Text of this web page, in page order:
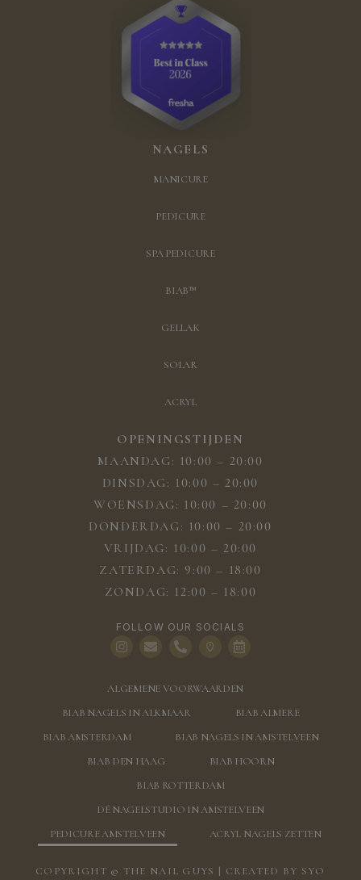
NAGELS
MANICURE
PEDICURE
SPA PEDICURE
BIAB™
GELLAK
SOLAR
ACRYL
OPENINGSTIJDEN
MAANDAG: 10:00 – 20:00
DINSDAG: 10:00 – 20:00
WOENSDAG: 10:00 – 20:00
DONDERDAG: 10:00 – 20:00
VRIJDAG: 10:00 – 20:00
ZATERDAG: 9:00 – 18:00
ZONDAG: 12:00 – 18:00
FOLLOW OUR SOCIALS
ALGEMENE VOORWAARDEN
BIAB NAGELS IN ALKMAAR
BIAB ALMERE
BIAB AMSTERDAM
BIAB NAGELS IN AMSTELVEEN
BIAB DEN HAAG
BIAB HOORN
BIAB ROTTERDAM
DÉ NAGELSTUDIO IN AMSTELVEEN
PEDICURE AMSTELVEEN
ACRYL NAGELS ZETTEN
COPYRIGHT © THE NAIL GUYS | CREATED BY SYO